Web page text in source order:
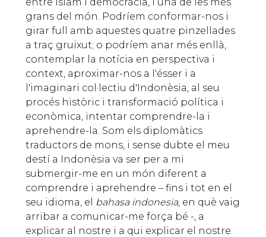
grans del món. Podríem conformar-nos i
girar full amb aquestes quatre pinzellades
a traç gruixut; o podríem anar més enllà,
contemplar la notícia en perspectiva i
context, aproximar-nos a l'ésser i a
l'imaginari col·lectiu d'Indonèsia, al seu
procés històric i transformació política i
econòmica, intentar comprendre-la i
aprehendre-la. Som els diplomàtics
traductors de mons, i sense dubte el meu
destí a Indonèsia va ser per a mi
submergir-me en un món diferent a
comprendre i aprehendre – fins i tot en el
seu idioma, el bahasa indonesia, en què vaig
arribar a comunicar-me força bé -, a
explicar al nostre i a qui explicar el nostre.